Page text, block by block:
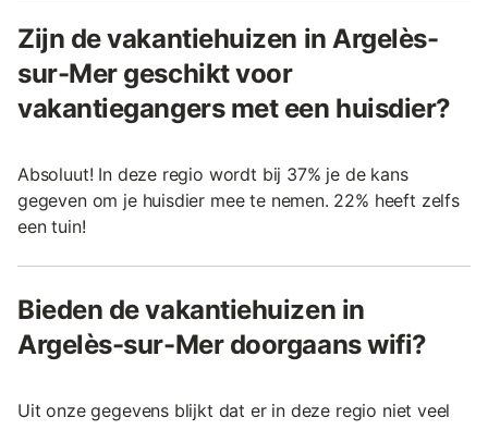
Zijn de vakantiehuizen in Argelès-
sur-Mer geschikt voor
vakantiegangers met een huisdier?
Absoluut! In deze regio wordt bij 37% je de kans
gegeven om je huisdier mee te nemen. 22% heeft zelfs
een tuin!
Bieden de vakantiehuizen in
Argelès-sur-Mer doorgaans wifi?
Uit onze gegevens blijkt dat er in deze regio niet veel